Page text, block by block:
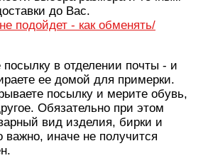
до Вас.
подойдет - как обменять/
посылку в отделении почты - и
ее домой для примерки.
посылку и мерите обувь,
Обязательно при этом
вид изделия, бирки и
важно, иначе не получится